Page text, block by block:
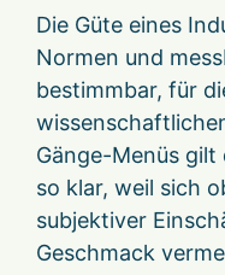
Die Güte eines
Normen und
bestimmbar, für
Gänge-Menüs
so klar, weil sich
subjektiver
Geschmack